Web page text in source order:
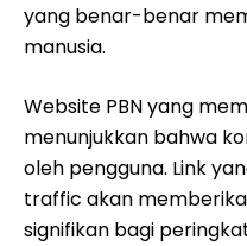
yang benar-benar
manusia.
Website PBN yang
menunjukkan bahwa
oleh pengguna. Link
traffic akan
signifikan bagi